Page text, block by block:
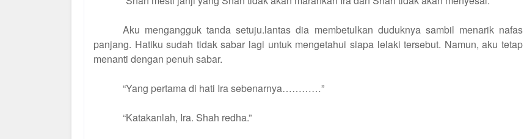
Aku mengangguk tanda setuju.lantas dia membetulkan duduknya sambil menarik nafas
panjang. Hatiku sudah tidak sabar lagi untuk mengetahui siapa lelaki tersebut. Namun, aku tetap
menanti dengan penuh sabar.
“Yang pertama di hati Ira sebenarnya…………”
“Katakanlah, Ira. Shah redha.”